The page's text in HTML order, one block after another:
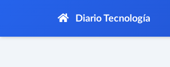
Diario Tecnología